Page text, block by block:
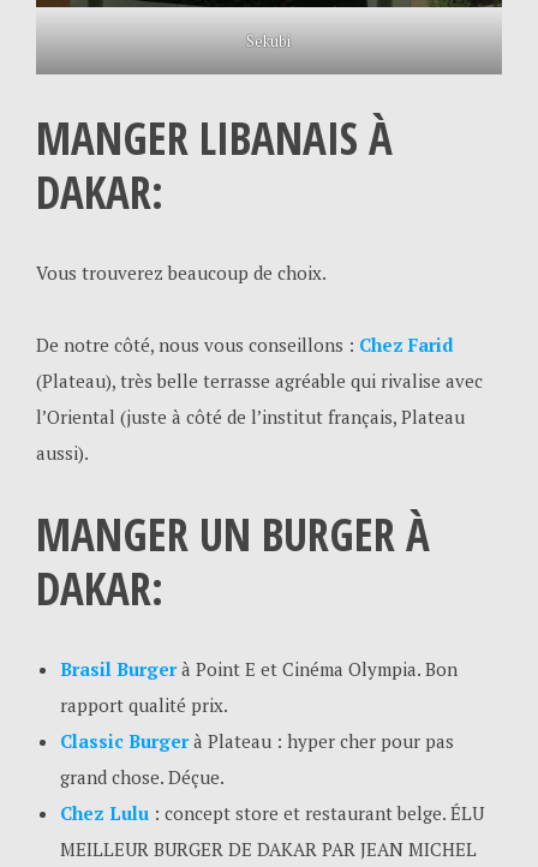
Sekubi
MANGER LIBANAIS À
DAKAR:
Vous trouverez beaucoup de choix.
De notre côté, nous vous conseillons : Chez Farid
(Plateau), très belle terrasse agréable qui rivalise avec
l’Oriental (juste à côté de l’institut français, Plateau
aussi).
MANGER UN BURGER À
DAKAR:
Brasil Burgerà Point E et Cinéma Olympia. Bon
rapport qualité prix.
Classic Burgerà Plateau : hyper cher pour pas
grand chose. Déçue.
Chez Lulu : concept store et restaurant belge. ÉLU
MEILLEUR BURGER DE DAKAR PAR JEAN MICHEL